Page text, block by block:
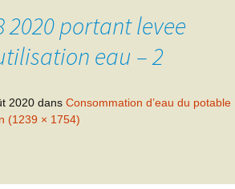
2020 portant levee
eau – 2
2020 dans Consommation d’eau du potable
(1239 × 1754)